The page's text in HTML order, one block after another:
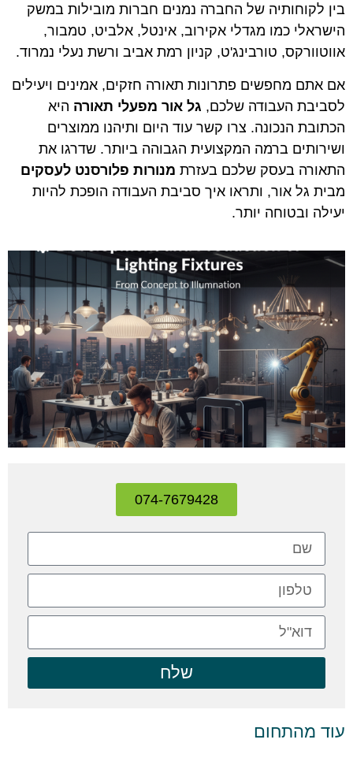
בין לקוחותיה של החברה נמנים חברות מובילות במשק
הישראלי כמו מגדלי אקירוב, אינטל, אלביט, טמבור,
אווטוורקס, טורבינג'ט, קניון רמת אביב ורשת נעלי נמרוד.
אם אתם מחפשים פתרונות תאורה חזקים, אמינים ויעילים
לסביבת העבודה שלכם, גל אור מפעלי תאורה היא
הכתובת הנכונה. צרו קשר עוד היום ותיהנו ממוצרים
ושירותים ברמה המקצועית הגבוהה ביותר. שדרגו את
התאורה בעסק שלכם בעזרת מנורות פלורסנט לעסקים
מבית גל אור, ותראו איך סביבת העבודה הופכת להיות
יעילה ובטוחה יותר.
074-7679428
שלח
עוד מהתחום